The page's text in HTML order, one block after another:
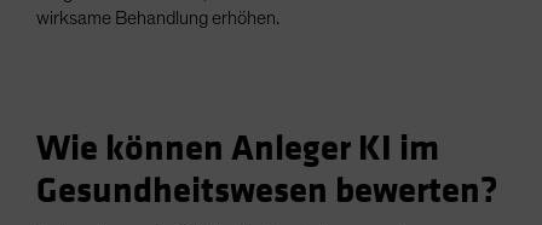
wirksame Behandlung erhöhen.
Wie können Anleger KI im
Gesundheitswesen bewerten?